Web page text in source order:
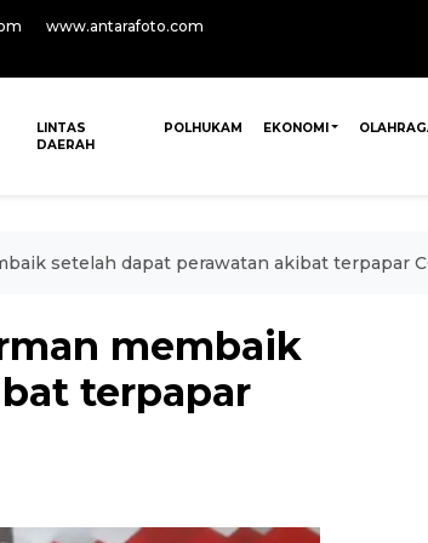
www.antarafoto.com
LINTAS
DAERAH
POLHUKAM EKONOMI
setelah dapat perawatan akibat terpapar
membaik
terpapar